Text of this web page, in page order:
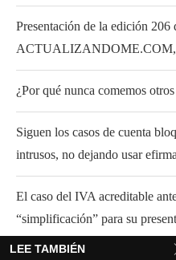
Presentación de la edición
ACTUALIZANDOME.COM,
¿Por qué nunca comemos
Siguen los casos de cuenta
intrusos, no dejando usar
El caso del IVA acreditable
“simplificación” para su
LEE TAMBIÉN